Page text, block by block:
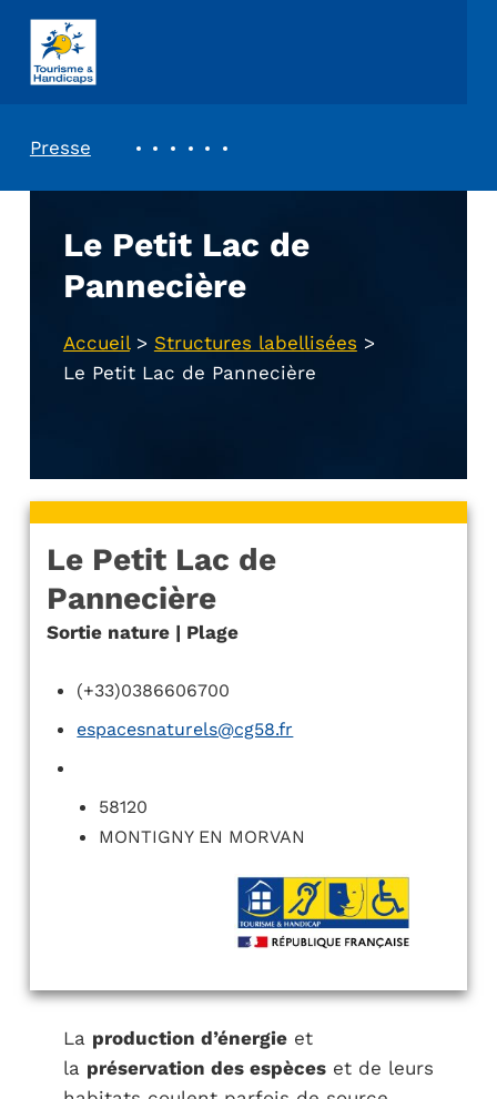
ASSOCIATION TOURISME ET HANDICAPS
Presse
Le Petit Lac de
Pannecière
Accueil> Structures labellisées >
Le Petit Lac de Pannecière
Le Petit Lac de
Pannecière
Sortie nature | Plage
(+33)0386606700
espacesnaturels@cg58.fr
58120
MONTIGNY EN MORVAN
La production d’énergieet
la préservation des espèceset de leurs